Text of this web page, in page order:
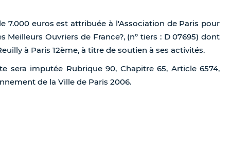
7.000 euros est attribuée à l'Association de Paris pour
Ouvriers de France?, (n° tiers : D 07695) dont
à Paris 12ème, à titre de soutien à ses activités.
sera imputée Rubrique 90, Chapitre 65, Article 6574,
de la Ville de Paris 2006.